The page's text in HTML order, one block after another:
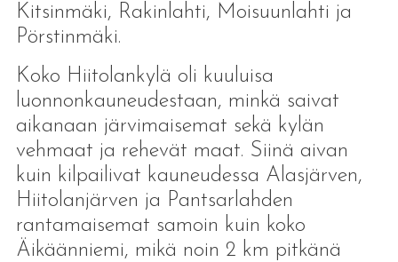
Kitsinmäki, Rakinlahti, Moisuunlahti ja
Pörstinmäki.
Koko Hiitolankylä oli kuuluisa
luonnonkauneudestaan, minkä saivat
aikanaan järvimaisemat sekä kylän
vehmaat ja rehevät maat. Siinä aivan
kuin kilpailivat kauneudessa Alasjärven,
Hiitolanjärven ja Pantsarlahden
rantamaisemat samoin kuin koko
Äikäänniemi, mikä noin 2 km pitkänä